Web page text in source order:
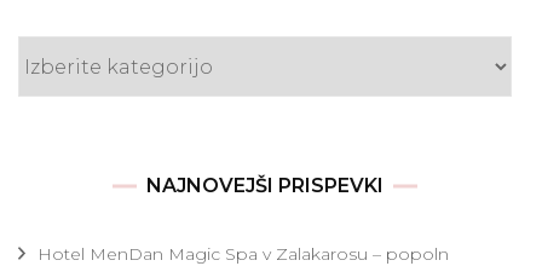
NAJNOVEJŠI PRISPEVKI
Hotel MenDan Magic Spa v Zalakarosu – popoln